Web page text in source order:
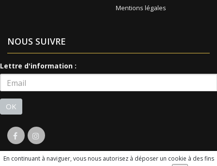
Mentions légales
NOUS SUIVRE
Lettre d'information :
OK
En continuant à naviguer, vous nous autorisez à déposer un cookie à des fins